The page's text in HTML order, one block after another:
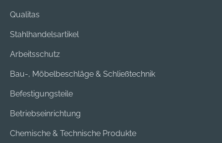
Qualitas
Stahlhandelsartikel
Arbeitsschutz
Bau-, Möbelbeschläge & Schließtechnik
Befestigungsteile
Betriebseinrichtung
Chemische & Technische Produkte